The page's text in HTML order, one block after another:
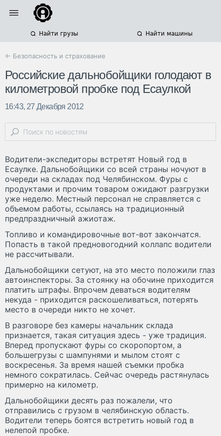
Найти грузы Найти машины
← Безопасность и страхование
Российские дальнобойщики голодают в
километровой пробке под Есаулкой
16:43, 27 Декабря 2012
Водители-экспедиторы встретят Новый год в
Есаулке. Дальнобойщики со всей страны ночуют в
очереди на складах под Челябинском. Фуры с
продуктами и прочим товаром ожидают разгрузки
уже неделю. Местный персонал не справляется с
объемом работы, ссылаясь на традиционный
предпраздничный ажиотаж.
Топливо и командировочные вот-вот закончатся.
Попасть в такой предновогодний коллапс водители
не рассчитывали.
Дальнобойщики сетуют, на это место положили глаз
автоинспекторы. За стоянку на обочине приходится
платить штрафы. Впрочем деваться водителям
некуда - приходится раскошеливаться, потерять
место в очереди никто не хочет.
В разговоре без камеры начальник склада
признается, такая ситуация здесь - уже традиция.
Вперед пропускают фуры со скоропортом, а
большегрузы с шампунями и мылом стоят с
воскресенья. За время нашей съемки пробка
немного сократилась. Сейчас очередь растянулась
примерно на километр.
Дальнобойщики десять раз пожалели, что
отправились с грузом в челябинскую область.
Водители теперь боятся встретить новый год в
нелепой пробке.